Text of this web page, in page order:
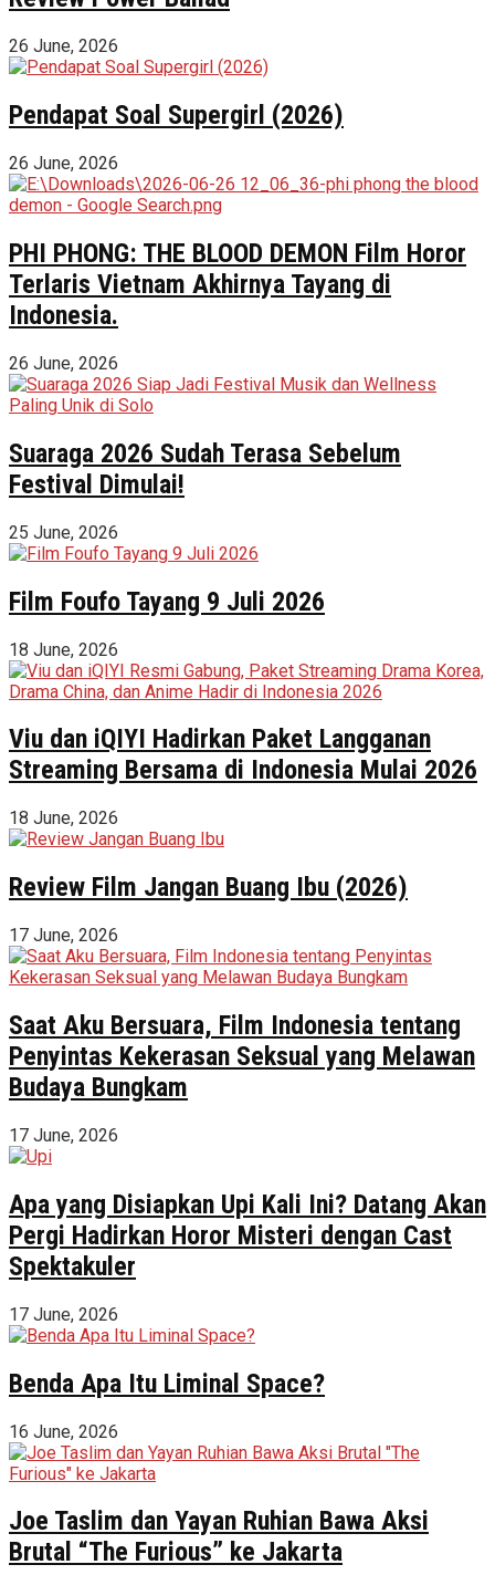
26 June, 2026
Pendapat Soal Supergirl (2026)
26 June, 2026
PHI PHONG: THE BLOOD DEMON Film Horor
Terlaris Vietnam Akhirnya Tayang di
Indonesia.
26 June, 2026
Suaraga 2026 Sudah Terasa Sebelum
Festival Dimulai!
25 June, 2026
Film Foufo Tayang 9 Juli 2026
18 June, 2026
Viu dan iQIYI Hadirkan Paket Langganan
Streaming Bersama di Indonesia Mulai 2026
18 June, 2026
Review Film Jangan Buang Ibu (2026)
17 June, 2026
Saat Aku Bersuara, Film Indonesia tentang
Penyintas Kekerasan Seksual yang Melawan
Budaya Bungkam
17 June, 2026
Apa yang Disiapkan Upi Kali Ini? Datang Akan
Pergi Hadirkan Horor Misteri dengan Cast
Spektakuler
17 June, 2026
Benda Apa Itu Liminal Space?
16 June, 2026
Joe Taslim dan Yayan Ruhian Bawa Aksi
Brutal “The Furious” ke Jakarta